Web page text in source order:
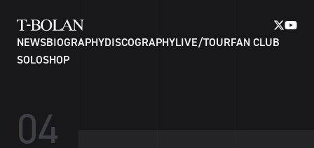
NEWSBIOGRAPHYDISCOGRAPHYLIVE/TOURFAN CLUB
SOLOSHOP
04